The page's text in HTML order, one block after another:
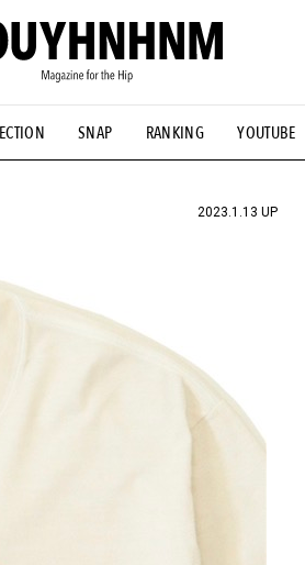
SNAP RANKING YOUTUBE
#NEW VINTAGE #マイナーグッド図鑑
#ととけん #FASHION #MUSIC
2023.1.13 UP